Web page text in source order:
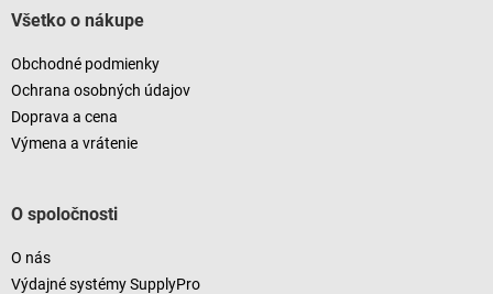
Všetko o nákupe
Obchodné podmienky
Ochrana osobných údajov
Doprava a cena
Výmena a vrátenie
O spoločnosti
O nás
Výdajné systémy SupplyPro